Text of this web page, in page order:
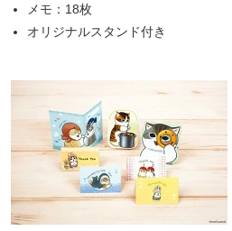
メモ：18枚
オリジナルスタンド付き